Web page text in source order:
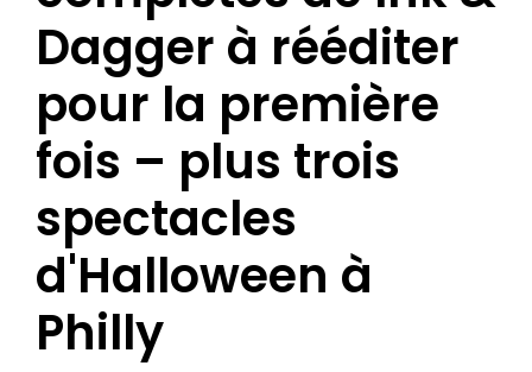
Dagger à rééditer
pour la première
fois – plus trois
spectacles
d'Halloween à
Philly